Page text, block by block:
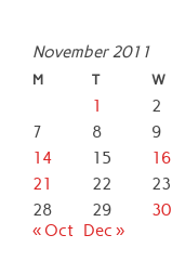
November 2011
M T W
1 2
7
8 9
14
15 16
21
22 23
28
29
30
« Oct Dec »